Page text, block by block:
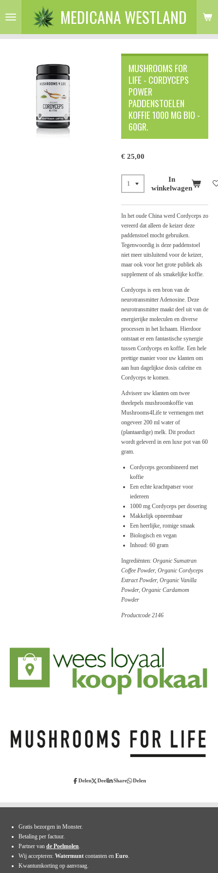
direct
de
MEDICANA WESTLAND
MUSHROOMS FOR
LIFE - CORDYCEPS
POWER
PADDENSTOELEN
KOFFIE 1000 MG BIO -
60GR.
€ 25,00
In
winkelwagen
In het oude China werd Cordyceps zo
vereerd dat alleen de keizer deze
paddenstoel mocht gebruiken.
Tegenwoordig is deze paddenstoel
niet meer uitsluitend voor de keizer,
maar ook voor het grote publiek als
supplement of als smakelijke koffie.
Cordyceps is een bron van de
neurotransmitter Adenosine. Deze
neurotransmitter maakt deel uit van de
energierijke moleculen en diverse
processen in het lichaam. Hierdoor
ontstaat er een fantastische synergie
tussen Cordyceps en koffie. Een hele
prettige manier voor uw klanten om
aan hun dagelijkse dosis cafeïne en
Cordyceps te komen.
Adviseer uw klanten om twee
theelepels mushroomkoffie van
Mushrooms4Life te vermengen met
ongeveer 200 ml water of
(plantaardige) melk. Dit product
wordt geleverd in een luxe pot van 60
gram.
Cordyceps gecombineerd met
koffie
Een echte krachtpatser voor
iedereen
1000 mg Cordyceps per dosering
Makkelijk opneembaar
Een heerlijke, romige smaak
Biologisch en vegan
Inhoud: 60 gram
Ingrediënten: Organic Sumatran
Coffee Powder, Organic Cordyceps
Extract Powder, Organic Vanilla
Powder, Organic Cardamom
Powder
Productcode 2146
Delen Deel Share Delen
Gratis bezorgen in Monster.
Betaling per factuur.
Partner van de Poelmolen.
Wij accepteren: Watermunt contanten en Euro.
Kwantumkorting op aanvraag.